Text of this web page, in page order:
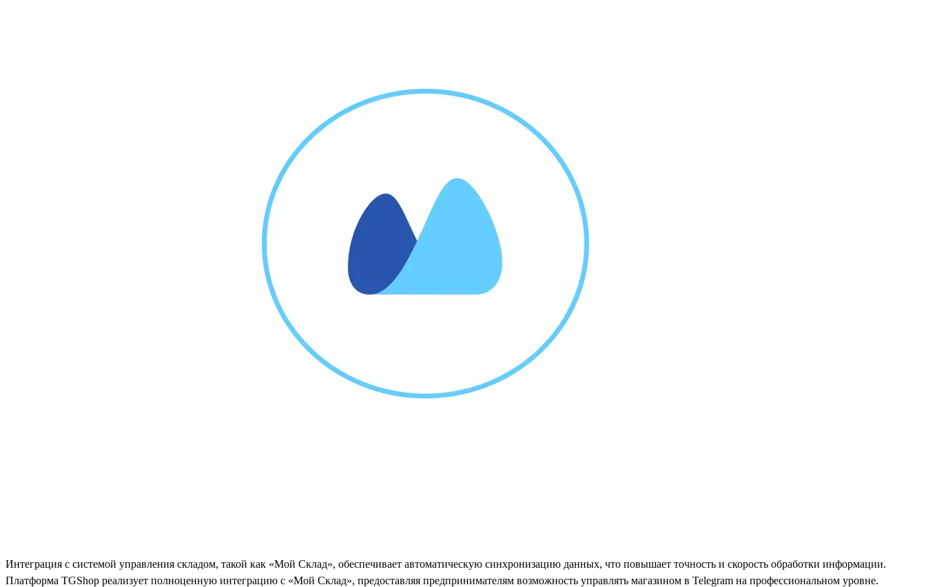
Интеграция с системой управления складом, такой как «Мой Склад», обеспечивает автоматическую синхронизацию данных, что повышает точность и скорость обработки информации.
Платформа TGShop реализует полноценную интеграцию с «Мой Склад», предоставляя предпринимателям возможность управлять магазином в Telegram на профессиональном уровне.